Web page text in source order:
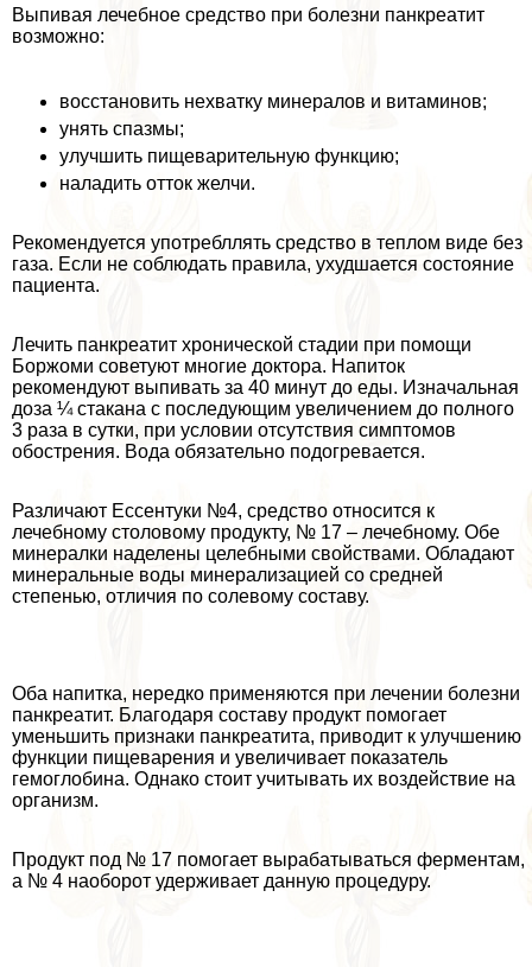
Выпивая лечебное средство при болезни панкреатит
возможно:
восстановить нехватку минералов и витаминов;
унять спазмы;
улучшить пищеварительную функцию;
наладить отток желчи.
Рекомендуется употрeбллять средство в теплом виде без
газа. Если не соблюдать правила, ухудшается состояние
пациента.
Лечить панкреатит хронической стадии при помощи
Боржоми советуют многие доктора. Напиток
рекомендуют выпивать за 40 минут до еды. Изначальная
доза ¼ стакана с последующим увеличением до полного
3 раза в сутки, при условии отсутствия симптомов
обострения. Вода обязательно подогревается.
Различают Ессентуки №4, средство относится к
лечебному столовому продукту, № 17 – лечебному. Обе
минералки наделены целебными свойствами. Обладают
минеральные воды минерализацией со средней
степенью, отличия по солевому составу.
Оба напитка, нередко применяются при лечении болезни
панкреатит. Благодаря составу продукт помогает
уменьшить признаки панкреатита, приводит к улучшению
функции пищеварения и увеличивает показатель
гемоглобина. Однако стоит учитывать их воздействие на
организм.
Продукт под № 17 помогает выpaбатываться ферментам,
а № 4 наоборот удерживает данную процедуру.